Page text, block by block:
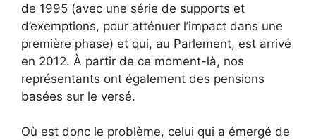
de 1995 (avec une série de supports et
d’exemptions, pour atténuer l’impact dans une
première phase) et qui, au Parlement, est arrivé
en 2012. À partir de ce moment-là, nos
représentants ont également des pensions
basées sur le versé.
Où est donc le problème, celui qui a émergé de